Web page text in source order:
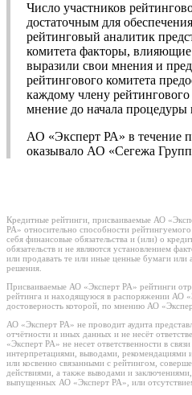
Число участников
достаточным для
рейтинговый аналитик
комитета факторы,
выразили свои мнения и
рейтингового комитета
каждому члену рейтингового
мнение до начала процедуры
АО «Эксперт РА» в течение
оказывало АО «Сегежа
Кредитные рейтинги, присваиваемые АО
РА» относительно способности
себя финансовые обязательства и (или) о
обязательств и не являются установлением
или продавать те или иные ценные бумаги
решения.
Присваиваемые АО «Эксперт РА» рейтинги
рейтинга и находящуюся в распоряжении АО
достоверность которой, по мнению АО
АО «Эксперт РА» не проводит аудита
отчётности и иных данных и не несёт
«Эксперт РА» не несет ответственности в
интерпретациями, выводами, рекомендациями
или косвенно связанными с рейтингом,
действиями, а также выводами и
выпущенных АО «Эксперт РА», или